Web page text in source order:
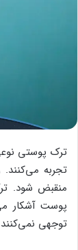
تجربه
منقبض شود.
پوست آشکار
توجهی